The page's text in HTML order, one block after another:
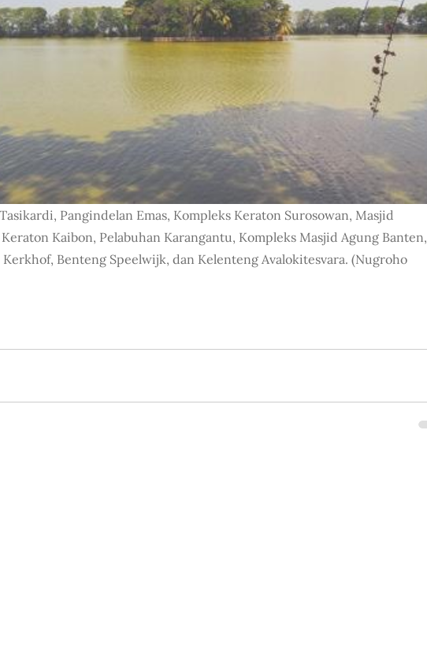
Pangindelan Emas, Kompleks Keraton Surosowan, Masjid
Kaibon, Pelabuhan Karangantu, Kompleks Masjid Agung Banten,
Benteng Speelwijk, dan Kelenteng Avalokitesvara. (Nugroho